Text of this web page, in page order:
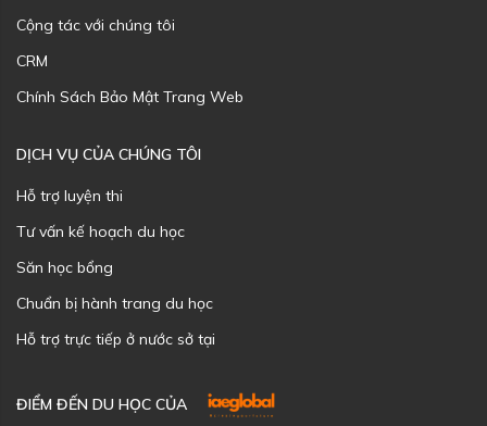
Cộng tác với chúng tôi
CRM
Chính Sách Bảo Mật Trang Web
DỊCH VỤ CỦA CHÚNG TÔI
Hỗ trợ luyện thi
Tư vấn kế hoạch du học
Săn học bổng
Chuẩn bị hành trang du học
Hỗ trợ trực tiếp ở nước sở tại
ĐIỂM ĐẾN DU HỌC CỦA